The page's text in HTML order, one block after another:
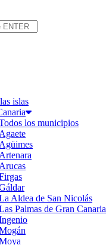
islas
los municipios
Agaete
Agüimes
Artenara
Arucas
Aldea de San Nicolás
Palmas de Gran Canaria